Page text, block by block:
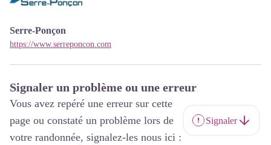
Serre-Ponçon
https://www.serreponcon.com
Signaler un problème ou une erreur
Vous avez repéré une erreur sur cette
page ou constaté un problème lors de
votre randonnée, signalez-les nous ici :
Signaler